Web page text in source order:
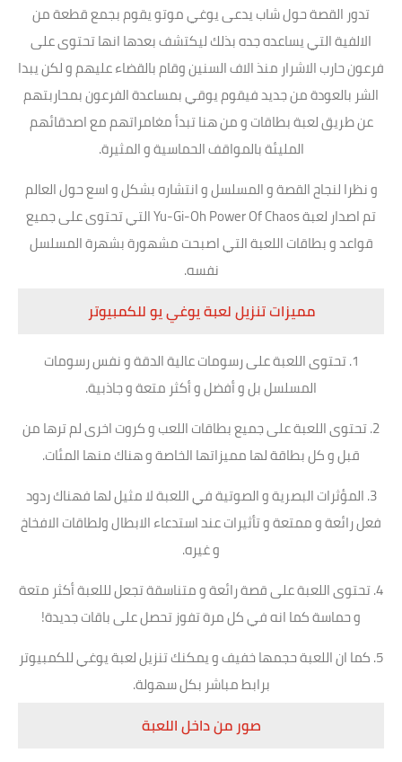
تدور القصة حول شاب يدعى يوغي موتو يقوم بجمع قطعة من
الالفية التي يساعده جده بذلك ليكتشف بعدها انها تحتوى على
فرعون حارب الاشرار منذ الاف السنين وقام بالقضاء عليهم و لكن يبدا
الشر بالعودة من جديد فيقوم يوقي بمساعدة الفرعون بمحاربتهم
عن طريق لعبة بطاقات و من هنا تبدأ مغامراتهم مع اصدقائهم
المليئة بالمواقف الحماسية و المثيرة.
و نظرا لنجاح القصة و المسلسل و انتشاره بشكل و اسع حول العالم
تم اصدار لعبة Yu-Gi-Oh Power Of Chaos التي تحتوى على جميع
قواعد و بطاقات اللعبة التي اصبحت مشهورة بشهرة المسلسل
نفسه.
مميزات تنزيل لعبة يوغي يو للكمبيوتر
1. تحتوى اللعبة على رسومات عالية الدقة و نفس رسومات
المسلسل بل و أفضل و أكثر متعة و جاذبية.
2. تحتوى اللعبة على جميع بطاقات اللعب و كروت اخرى لم ترها من
قبل و كل بطاقة لها مميزاتها الخاصة و هناك منها المئات.
3. المؤثرات البصرية و الصوتية في اللعبة لا مثيل لها فهناك ردود
فعل رائعة و ممتعة و تأثيرات عند استدعاء الابطال ولطاقات الافخاخ
و غيره.
4. تحتوى اللعبة على قصة رائعة و متناسقة تجعل لللعبة أكثر متعة
و حماسة كما انه في كل مرة تفوز تحصل على باقات جديدة!
5. كما ان اللعبة حجمها خفيف و يمكنك تنزيل لعبة يوغي للكمبيوتر
برابط مباشر بكل سهولة.
صور من داخل اللعبة